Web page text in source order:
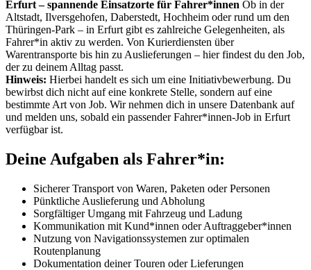
Erfurt – spannende Einsatzorte für Fahrer*innen Ob in der
Altstadt, Ilversgehofen, Daberstedt, Hochheim oder rund um den
Thüringen-Park – in Erfurt gibt es zahlreiche Gelegenheiten, als
Fahrer*in aktiv zu werden. Von Kurierdiensten über
Warentransporte bis hin zu Auslieferungen – hier findest du den Job,
der zu deinem Alltag passt.
Hinweis: Hierbei handelt es sich um eine Initiativbewerbung. Du
bewirbst dich nicht auf eine konkrete Stelle, sondern auf eine
bestimmte Art von Job. Wir nehmen dich in unsere Datenbank auf
und melden uns, sobald ein passender Fahrer*innen-Job in Erfurt
verfügbar ist.
Deine Aufgaben als Fahrer*in:
Sicherer Transport von Waren, Paketen oder Personen
Pünktliche Auslieferung und Abholung
Sorgfältiger Umgang mit Fahrzeug und Ladung
Kommunikation mit Kund*innen oder Auftraggeber*innen
Nutzung von Navigationssystemen zur optimalen
Routenplanung
Dokumentation deiner Touren oder Lieferungen